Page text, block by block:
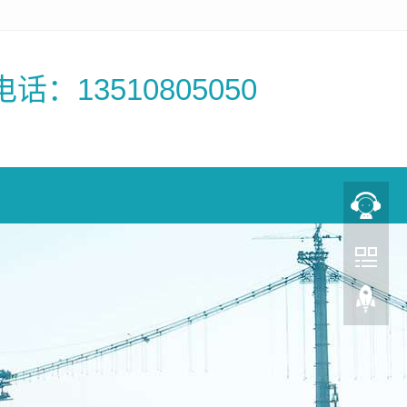
话：13510805050